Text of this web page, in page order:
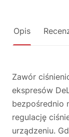
Opis
Zawór
ekspresów
bezpośrednio
regulację
urządzeniu.